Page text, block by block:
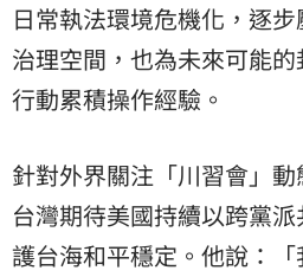
日常執法環境危機化，逐
治理空間，也為未來可能
行動累積操作經驗。
針對外界關注「川習會」動
台灣期待美國持續以跨黨
護台海和平穩定。他說：